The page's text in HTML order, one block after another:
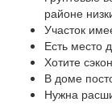
районе
Участок
Есть место
Хотите
В доме
Нужна